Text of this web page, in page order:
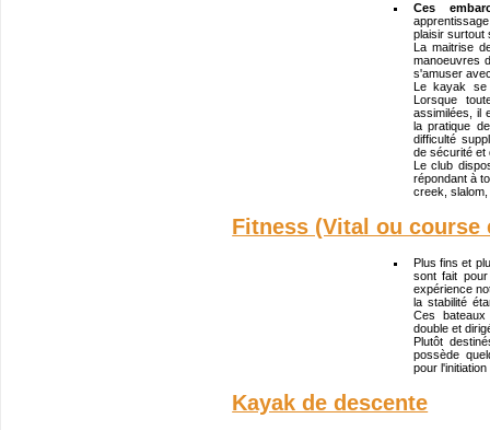
Ces
plaisir surtout
La maitrise
manoeuvres
s'amuser
Le kayak
Lorsque
assimilées, il
la pratique
difficulté
de sécurité et
Le club
répondant à
creek,
Fitness (Vital ou course
Plus fins et
sont fait
expérience
la stabilité
Ces
double et
Plutôt
possède
pour
Kayak de descente